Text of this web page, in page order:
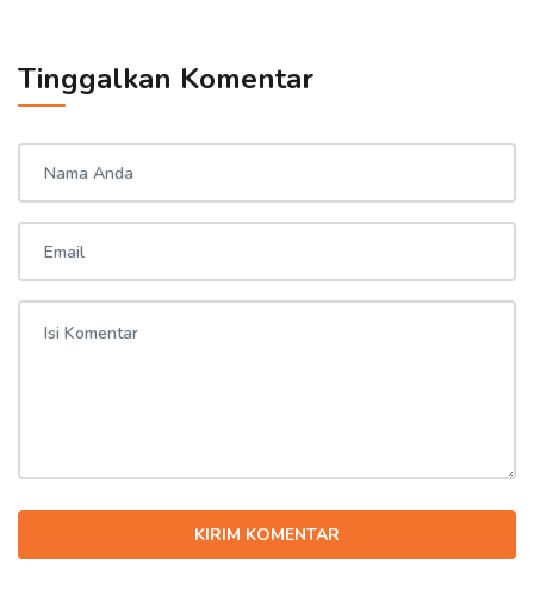
Tinggalkan Komentar
KIRIM KOMENTAR